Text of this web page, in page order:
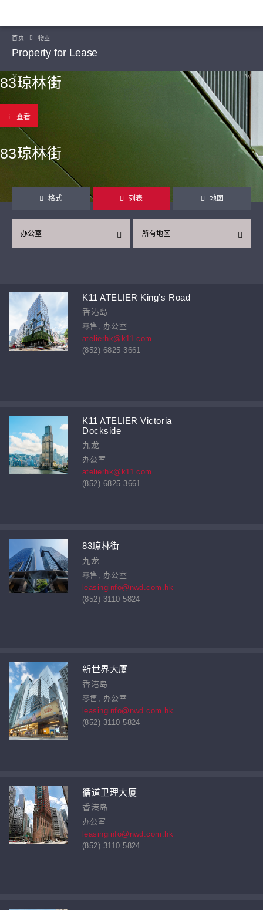
首页 物业
Property for Lease
83琼林街
查看
83琼林街
格式 列表 地图
所有地区
办公室
K11 ATELIER King’s Road
香港岛
零售, 办公室
atelierhk@k11.com
(852) 6825 3661
K11 ATELIER Victoria
Dockside
九龙
办公室
atelierhk@k11.com
(852) 6825 3661
83琼林街
九龙
零售, 办公室
leasinginfo@nwd.com.hk
(852) 3110 5824
新世界大厦
香港岛
零售, 办公室
leasinginfo@nwd.com.hk
(852) 3110 5824
循道卫理大厦
香港岛
办公室
leasinginfo@nwd.com.hk
(852) 3110 5824